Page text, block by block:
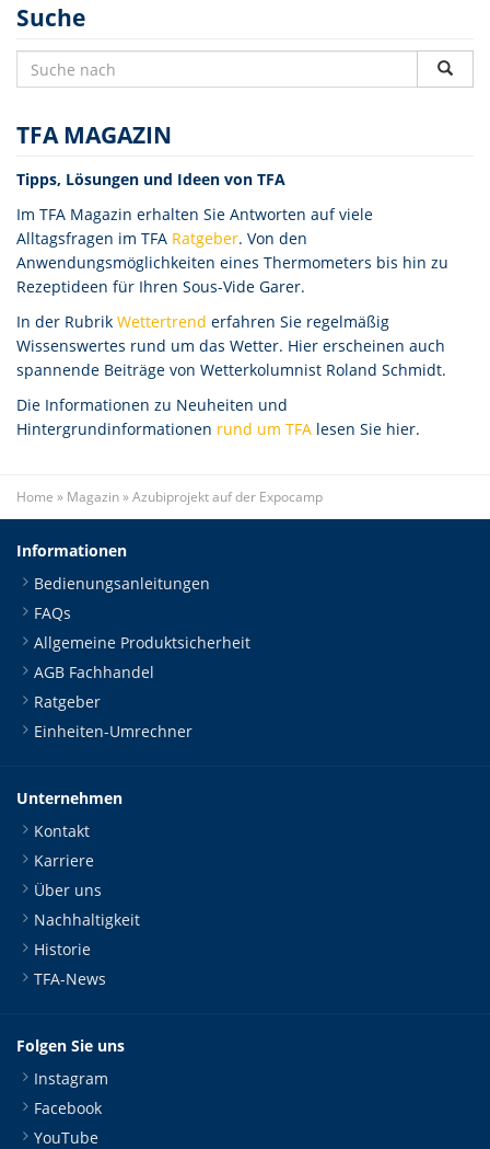
Suche
TFA MAGAZIN
Tipps, Lösungen und Ideen von TFA
Im TFA Magazin erhalten Sie Antworten auf viele
Alltagsfragen im TFA Ratgeber. Von den
Anwendungsmöglichkeiten eines Thermometers bis hin zu
Rezeptideen für Ihren Sous-Vide Garer.
In der Rubrik Wettertrend erfahren Sie regelmäßig
Wissenswertes rund um das Wetter. Hier erscheinen auch
spannende Beiträge von Wetterkolumnist Roland Schmidt.
Die Informationen zu Neuheiten und
Hintergrundinformationen rund um TFA lesen Sie hier.
Home » Magazin»Azubiprojekt auf der Expocamp
Informationen
Bedienungsanleitungen
FAQs
Allgemeine Produktsicherheit
AGB Fachhandel
Ratgeber
Einheiten-Umrechner
Unternehmen
Kontakt
Karriere
Über uns
Nachhaltigkeit
Historie
TFA-News
Folgen Sie uns
Instagram
Facebook
YouTube